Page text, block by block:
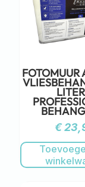
FOTOMUUR
€